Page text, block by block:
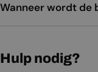
Wanneer wordt de
Hulp nodig?